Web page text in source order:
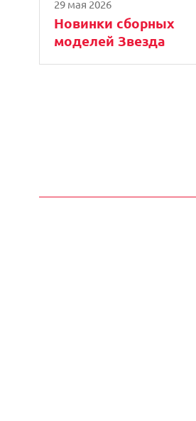
29 мая 2026
Новинки сборных
моделей Звезда